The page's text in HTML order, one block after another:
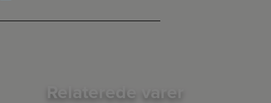
Relaterede varer